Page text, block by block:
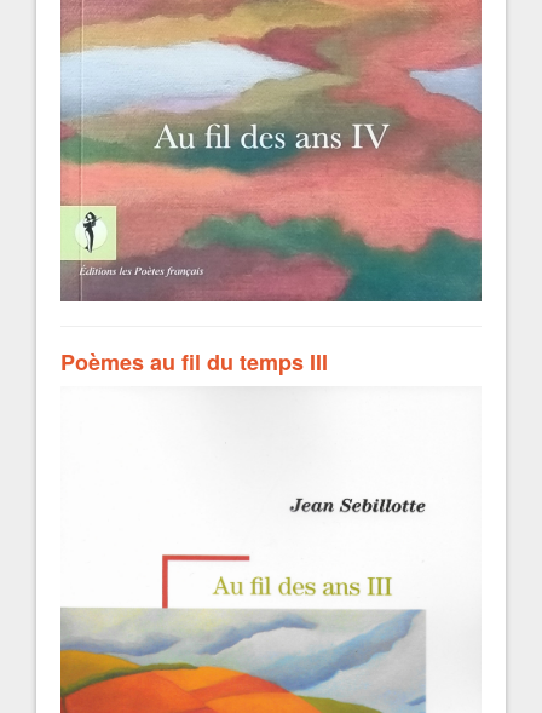
Poèmes au fil du temps III